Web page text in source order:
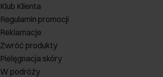
Klub Klienta
Regulamin promocji
Reklamacje
Zwróć produkty
Pielęgnacja skóry
W podróży